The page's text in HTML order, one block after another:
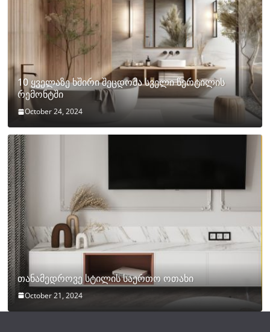
10 ყველაზე ხშირი შეცდომა სველი წერტილის
რემონტში
October 24, 2024
თანამედროვე სტილის საერთო ოთახი
October 21, 2024